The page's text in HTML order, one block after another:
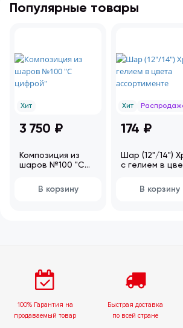
Популярные товары
Хит
3 750 ₽
Композиция из
шаров №100 "С
В корзину
Хит
174 ₽
Шар (12"/14")
с гелием в
В корзину
100% Гарантия на
продаваемый товар
Быстрая доставка
по всей стране